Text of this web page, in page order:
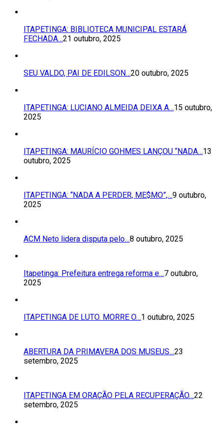
ITAPETINGA: BIBLIOTECA MUNICIPAL ESTARÁ
FECHADA…21 outubro, 2025
SEU VALDO, PAI DE EDILSON…20 outubro, 2025
ITAPETINGA: LUCIANO ALMEIDA DEIXA A…15 outubro,
2025
ITAPETINGA: MAURÍCIO GOHMES LANÇOU “NADA…13
outubro, 2025
ITAPETINGA: “NADA A PERDER, ME$MO”,…9 outubro,
2025
ACM Neto lidera disputa pelo…8 outubro, 2025
Itapetinga: Prefeitura entrega reforma e…7 outubro,
2025
ITAPETINGA DE LUTO. MORRE O…1 outubro, 2025
ABERTURA DA PRIMAVERA DOS MUSEUS…23
setembro, 2025
ITAPETINGA EM ORAÇÃO PELA RECUPERAÇÃO…22
setembro, 2025